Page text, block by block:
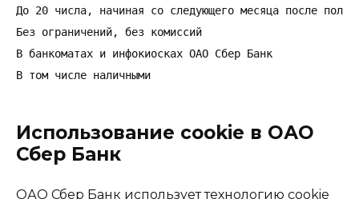
До 20 числа, начиная со следующего месяца после
Без ограничений, без комиссий
В банкоматах и инфокиосках ОАО Сбер Банк
В том числе наличными
Использование cookie в ОАО
Сбер Банк
ОАО Сбер Банк использует технологию cookie